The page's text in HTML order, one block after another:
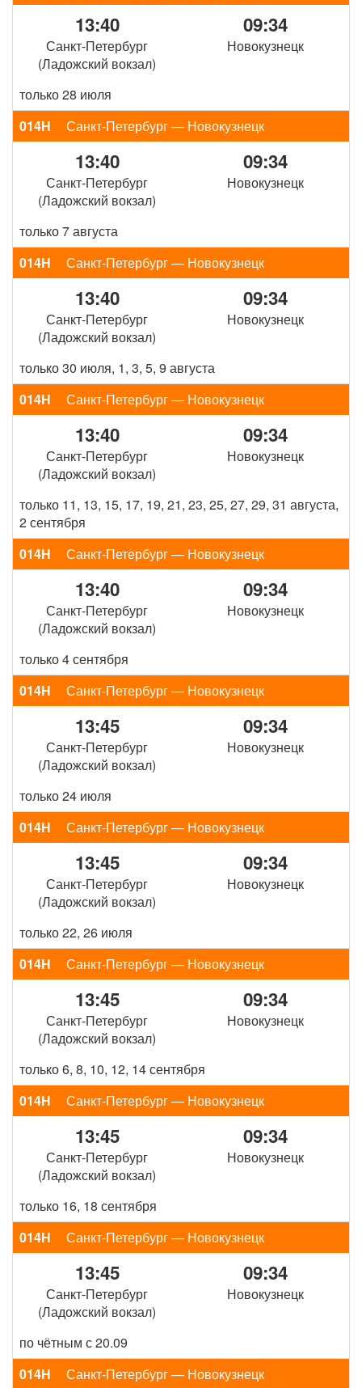
13:40
Санкт-Петербург
(Ладожский вокзал)
09:34
Новокузнецк
только 28 июля
014Н
Санкт-Петербург — Новокузнецк
13:40
Санкт-Петербург
(Ладожский вокзал)
09:34
Новокузнецк
только 7 августа
014Н
Санкт-Петербург — Новокузнецк
13:40
Санкт-Петербург
(Ладожский вокзал)
09:34
Новокузнецк
только 30 июля, 1, 3, 5, 9 августа
014Н
Санкт-Петербург — Новокузнецк
13:40
Санкт-Петербург
(Ладожский вокзал)
09:34
Новокузнецк
только 11, 13, 15, 17, 19, 21, 23, 25, 27, 29, 31 августа,
2 сентября
014Н
Санкт-Петербург — Новокузнецк
13:40
Санкт-Петербург
(Ладожский вокзал)
09:34
Новокузнецк
только 4 сентября
014Н
Санкт-Петербург — Новокузнецк
13:45
Санкт-Петербург
(Ладожский вокзал)
09:34
Новокузнецк
только 24 июля
014Н
Санкт-Петербург — Новокузнецк
13:45
Санкт-Петербург
(Ладожский вокзал)
09:34
Новокузнецк
только 22, 26 июля
014Н
Санкт-Петербург — Новокузнецк
13:45
Санкт-Петербург
(Ладожский вокзал)
09:34
Новокузнецк
только 6, 8, 10, 12, 14 сентября
014Н
Санкт-Петербург — Новокузнецк
13:45
Санкт-Петербург
(Ладожский вокзал)
09:34
Новокузнецк
только 16, 18 сентября
014Н
Санкт-Петербург — Новокузнецк
13:45
Санкт-Петербург
(Ладожский вокзал)
09:34
Новокузнецк
по чётным с 20.09
014Н
Санкт-Петербург — Новокузнецк